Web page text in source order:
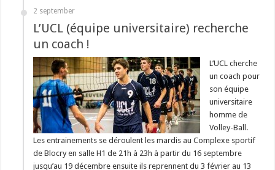
2 september
L’UCL (équipe universitaire) recherche
un coach !
L’UCL cherche
un coach pour
son équipe
universitaire
homme de
Volley-Ball.
Les entrainements se déroulent les mardis au Complexe sportif
de Blocry en salle H1 de 21h à 23h à partir du 16 septembre
jusqu’au 19 décembre ensuite ils reprennent du 3 février au 13